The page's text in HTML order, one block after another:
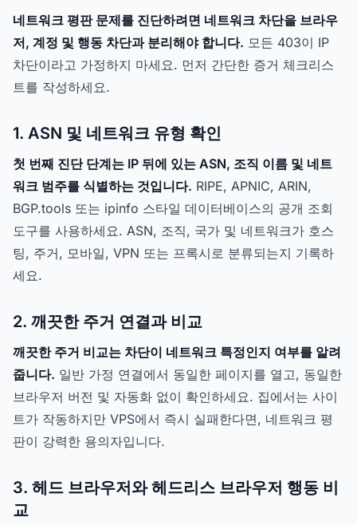
네트워크 평판 문제를 진단하려면 네트워크 차단을 브라우
저, 계정 및 행동 차단과 분리해야 합니다. 모든 403이 IP
차단이라고 가정하지 마세요. 먼저 간단한 증거 체크리스
트를 작성하세요.
1. ASN 및 네트워크 유형 확인
첫 번째 진단 단계는 IP 뒤에 있는 ASN, 조직 이름 및 네트
워크 범주를 식별하는 것입니다. RIPE, APNIC, ARIN,
BGP.tools 또는 ipinfo 스타일 데이터베이스의 공개 조회
도구를 사용하세요. ASN, 조직, 국가 및 네트워크가 호스
팅, 주거, 모바일, VPN 또는 프록시로 분류되는지 기록하
세요.
2. 깨끗한 주거 연결과 비교
깨끗한 주거 비교는 차단이 네트워크 특정인지 여부를 알려
줍니다. 일반 가정 연결에서 동일한 페이지를 열고, 동일한
브라우저 버전 및 자동화 없이 확인하세요. 집에서는 사이
트가 작동하지만 VPS에서 즉시 실패한다면, 네트워크 평
판이 강력한 용의자입니다.
3. 헤드 브라우저와 헤드리스 브라우저 행동 비
교